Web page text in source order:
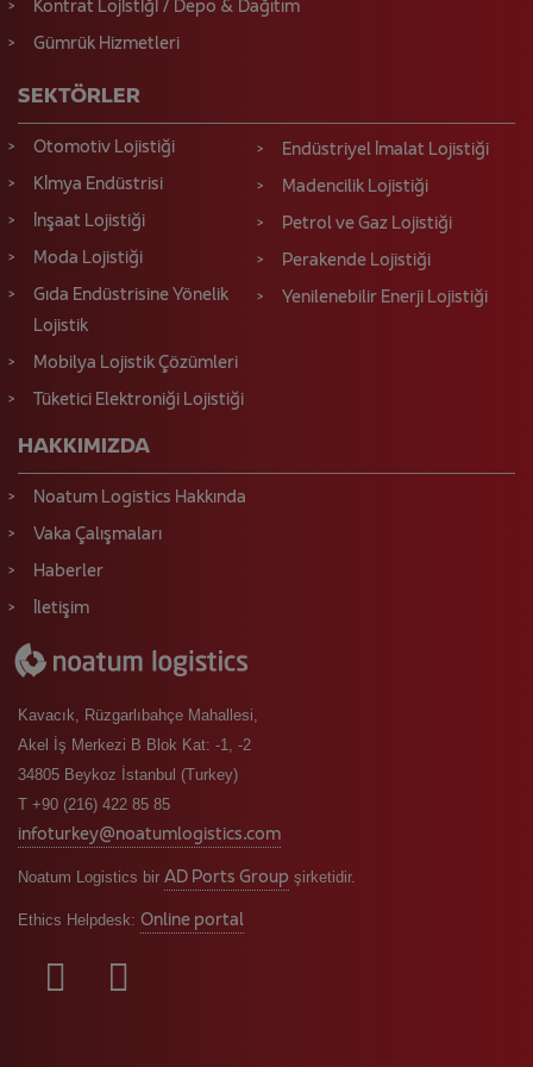
Kontrat Lojİstİğİ / Depo & Dağıtım
Gümrük Hizmetleri
SEKTÖRLER
Otomotiv Lojistiği
Kİmya Endüstrisi
İnşaat Lojistiği
Moda Lojistiği
Gıda Endüstrisine Yönelik
Lojistik
Mobilya Lojistik Çözümleri
Tüketici Elektroniği Lojistiği
Endüstriyel İmalat Lojistiği
Madencilik Lojistiği
Petrol ve Gaz Lojistiği
Perakende Lojistiği
Yenilenebilir Enerji Lojistiği
HAKKIMIZDA
Noatum Logistics Hakkında
Vaka Çalışmaları
Haberler
İletişim
Kavacık, Rüzgarlıbahçe Mahallesi,
Akel İş Merkezi B Blok Kat: -1, -2
34805 Beykoz İstanbul (Turkey)
T +90 (216) 422 85 85
infoturkey@noatumlogistics.com
Noatum Logistics bir AD Ports Group şirketidir.
Ethics Helpdesk: Online portal